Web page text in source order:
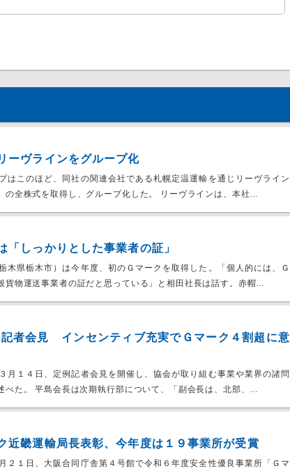
ヴラインをグループ化
はこのほど、同社の関連会社である札幌定温運輸を通じリーヴライン
の全株式を取得し、グループ化した。 リーヴラインは、本社…
しっかりとした事業者の証」
木県栃木市）は今年度、初のＧマークを取得した。「個人的には、Ｇ
貨物運送事業者の証だと思っている」と相田社長は話す。赤帽…
者会見 インセンティブ充実でＧマーク４割超に意
月１４日、定例記者会見を開催し、協会が取り組む事業や業界の諸問
べた。 平島会長は次期執行部について、「副会長は、北部、…
畿運輸局長表彰、今年度は１９事業所が受賞
２１日、大阪合同庁舎第４号館で令和６年度安全性優良事業所「Ｇマ